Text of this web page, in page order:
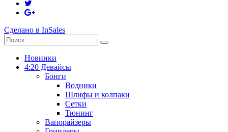
Сделано в InSales
Новинки
4:20 Девайсы
Бонги
Водники
Шлифы и колпаки
Сетки
Тюнинг
Вапорайзеры